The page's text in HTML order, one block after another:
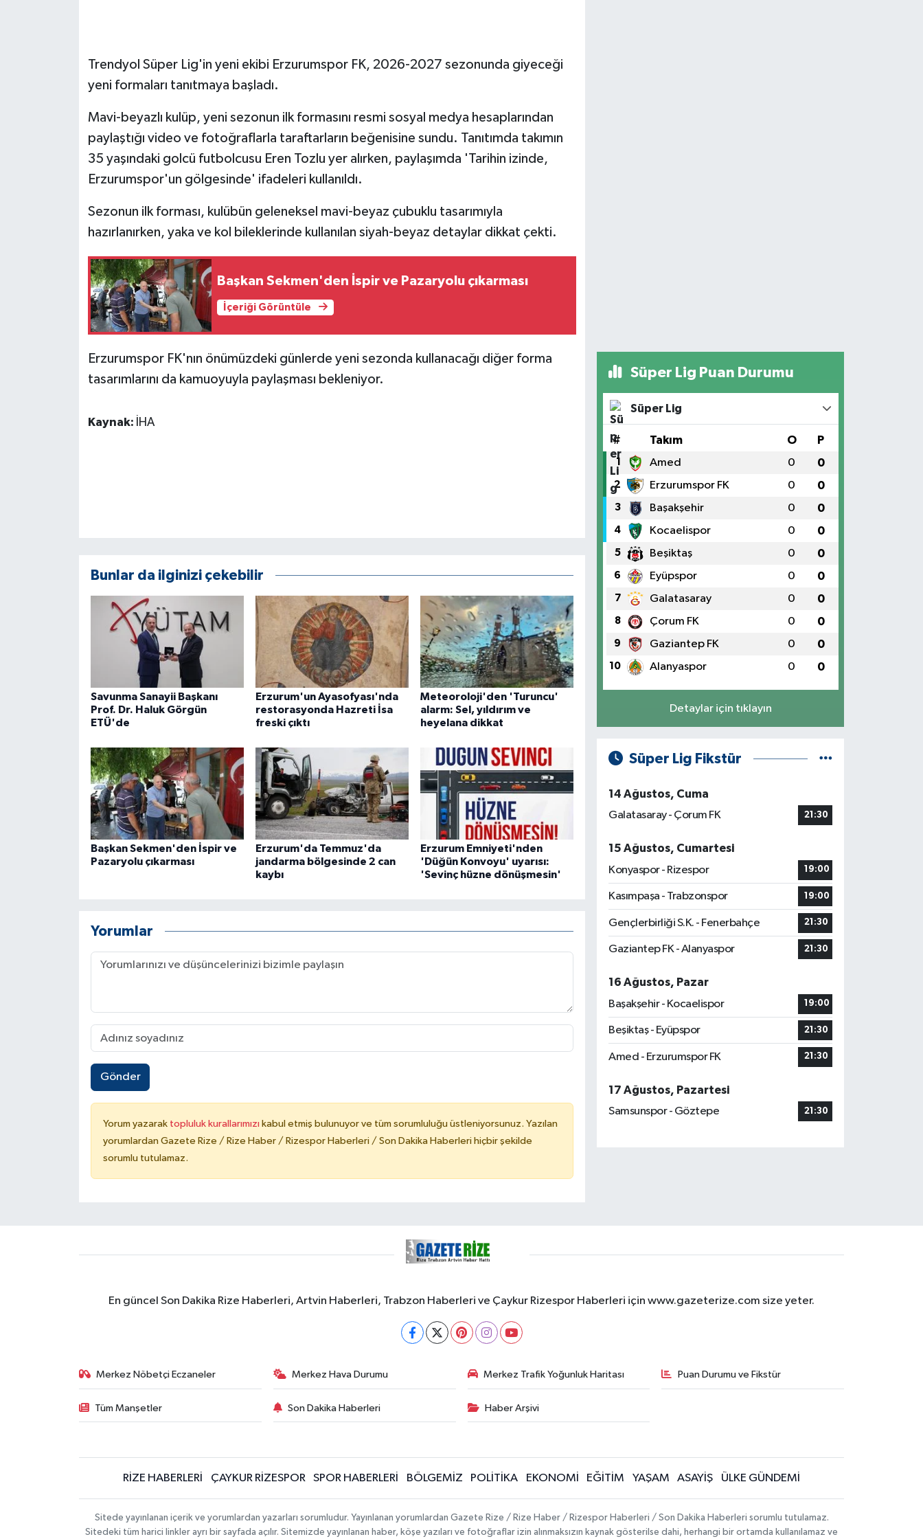
Trendyol Süper Lig'in yeni ekibi Erzurumspor FK, 2026-2027 sezonunda giyeceği
yeni formaları tanıtmaya başladı.
Mavi-beyazlı kulüp, yeni sezonun ilk formasını resmi sosyal medya hesaplarından
paylaştığı video ve fotoğraflarla taraftarların beğenisine sundu. Tanıtımda takımın
35 yaşındaki golcü futbolcusu Eren Tozlu yer alırken, paylaşımda 'Tarihin izinde,
Erzurumspor'un gölgesinde' ifadeleri kullanıldı.
Sezonun ilk forması, kulübün geleneksel mavi-beyaz çubuklu tasarımıyla
hazırlanırken, yaka ve kol bileklerinde kullanılan siyah-beyaz detaylar dikkat çekti.
Başkan Sekmen'den İspir ve Pazaryolu çıkarması
İçeriği Görüntüle
Erzurumspor FK'nın önümüzdeki günlerde yeni sezonda kullanacağı diğer forma
tasarımlarını da kamuoyuyla paylaşması bekleniyor.
Kaynak: İHA
Bunlar da ilginizi çekebilir
Savunma Sanayii Başkanı
Prof. Dr. Haluk Görgün
ETÜ'de
Erzurum'un Ayasofyası'nda
restorasyonda Hazreti İsa
freski çıktı
Meteoroloji'den 'Turuncu'
alarm: Sel, yıldırım ve
heyelana dikkat
Başkan Sekmen'den İspir ve
Pazaryolu çıkarması
Erzurum'da Temmuz'da
jandarma bölgesinde 2 can
kaybı
Erzurum Emniyeti'nden
'Düğün Konvoyu' uyarısı:
'Sevinç hüzne dönüşmesin'
Yorumlar
Gönder
Yorum yazarak topluluk kurallarımızı kabul etmiş bulunuyor ve tüm sorumluluğu üstleniyorsunuz. Yazılan
yorumlardan Gazete Rize / Rize Haber / Rizespor Haberleri / Son Dakika Haberleri hiçbir şekilde
sorumlu tutulamaz.
Süper Lig Puan Durumu
Süper Lig
# Takım O P
1 Amed 0 0
2 Erzurumspor FK 0 0
3 Başakşehir 0 0
4 Kocaelispor 0 0
5 Beşiktaş 0 0
6 Eyüpspor 0 0
7 Galatasaray 0 0
8 Çorum FK 0 0
9 Gaziantep FK 0 0
10 Alanyaspor 0 0
Detaylar için tıklayın
Süper Lig Fikstür
14 Ağustos, Cuma
Galatasaray - Çorum FK
21:30
15 Ağustos, Cumartesi
Konyaspor - Rizespor
19:00
Kasımpaşa - Trabzonspor 19:00
Gençlerbirliği S.K. - Fenerbahçe 21:30
Gaziantep FK - Alanyaspor 21:30
16 Ağustos, Pazar
Başakşehir - Kocaelispor
19:00
Beşiktaş - Eyüpspor 21:30
Amed - Erzurumspor FK 21:30
17 Ağustos, Pazartesi
Samsunspor - Göztepe
21:30
En güncel Son Dakika Rize Haberleri, Artvin Haberleri, Trabzon Haberleri ve Çaykur Rizespor Haberleri için www.gazeterize.com size yeter.
Merkez Nöbetçi Eczaneler Merkez Hava Durumu Merkez Trafik Yoğunluk Haritası Puan Durumu ve Fikstür
Tüm Manşetler Son Dakika Haberleri Haber Arşivi
RİZE HABERLERİ ÇAYKUR RİZESPOR SPOR HABERLERİ BÖLGEMİZ POLİTİKA EKONOMİ EĞİTİM YAŞAM ASAYİŞ ÜLKE GÜNDEMİ
Sitede yayınlanan içerik ve yorumlardan yazarları sorumludur. Yayınlanan yorumlardan Gazete Rize / Rize Haber / Rizespor Haberleri / Son Dakika Haberleri sorumlu tutulamaz.
Sitedeki tüm harici linkler ayrı bir sayfada açılır. Sitemizde yayınlanan haber, köşe yazıları ve fotoğraflar izin alınmaksızın kaynak gösterilse dahi, herhangi bir ortamda kullanılamaz ve
HABERDE İNSAN
İş Dünyası
KÜLTÜR SANAT
Otomobil
POLİTİKA
ÜLKE GÜNDEMİ